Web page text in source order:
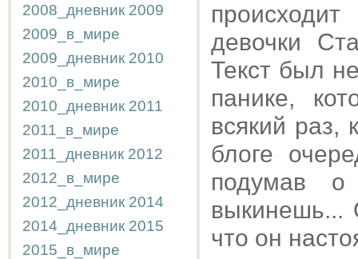
2008_дневник 2009
2009_в_мире
2009_дневник 2010
2010_в_мире
2010_дневник 2011
2011_в_мире
2011_дневник 2012
2012_в_мире
2012_дневник 2014
2014_дневник 2015
2015_в_мире
девочки
Текст был
панике,
всякий раз,
блоге
подумав
выкинешь...
что он